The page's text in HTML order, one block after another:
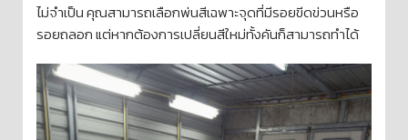
ไม่จำเป็น คุณสามารถเลือกพ่นสีเฉพาะจุดที่มีรอยขีดข่วนหรือ
รอยถลอก แต่หากต้องการเปลี่ยนสีใหม่ทั้งคันก็สามารถทำได้